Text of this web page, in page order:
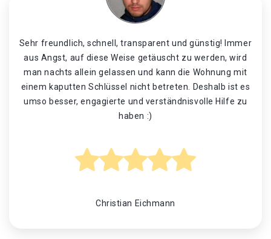
Sehr freundlich, schnell, transparent und günstig! Immer
aus Angst, auf diese Weise getäuscht zu werden, wird
man nachts allein gelassen und kann die Wohnung mit
einem kaputten Schlüssel nicht betreten. Deshalb ist es
umso besser, engagierte und verständnisvolle Hilfe zu
haben :)
Christian Eichmann